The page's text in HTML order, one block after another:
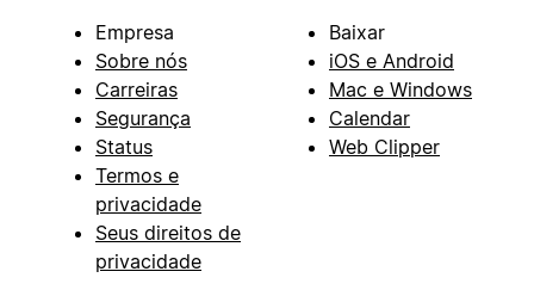
Empresa
Sobre nós
Carreiras
Segurança
Status
Termos e
privacidade
Seus direitos de
privacidade
Baixar
iOS e Android
Mac e Windows
Calendar
Web Clipper